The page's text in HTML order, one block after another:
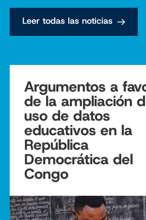
Leer todas las noticias
Argumentos a
de la ampliación
uso de datos
educativos en la
República
Democrática del
Congo